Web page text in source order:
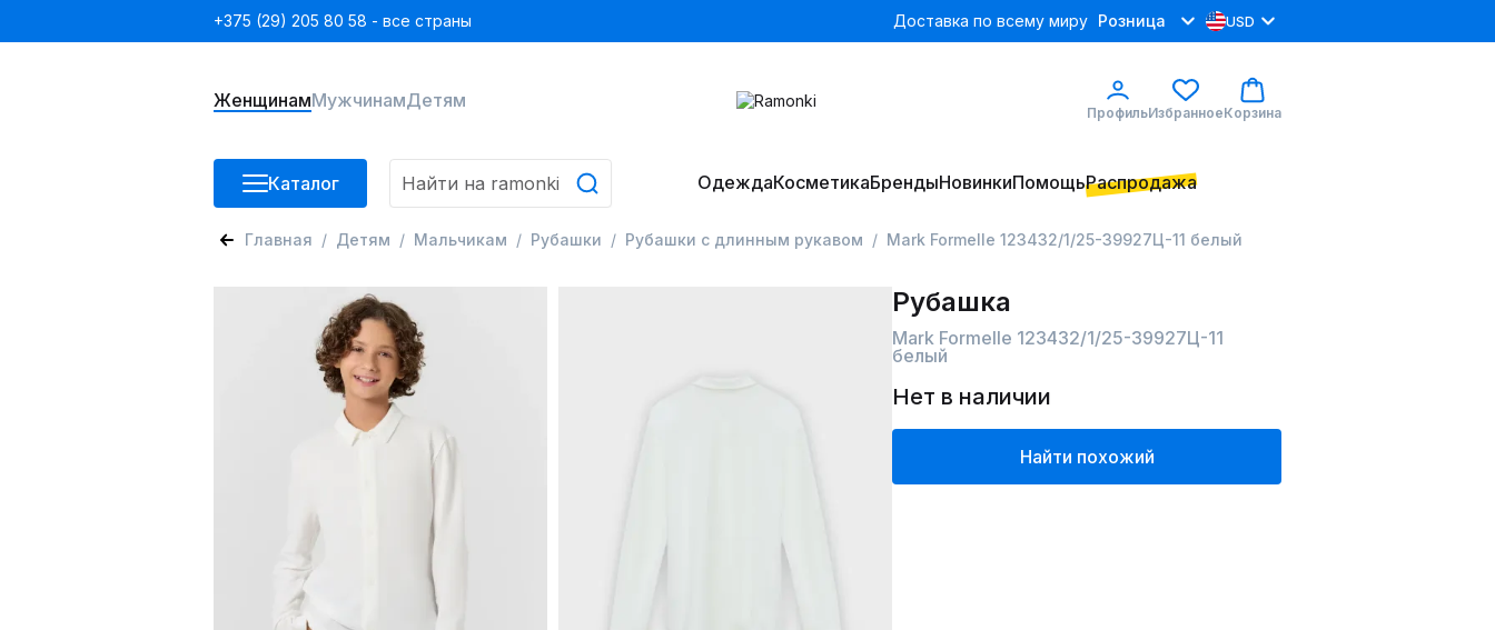
+375 (29) 205 80 58 - все страны Доставка по всему миру Розница USD
ЖенщинамМужчинамДетям
ПрофильИзбранноеКорзина
Каталог ОдеждаКосметикаБрендыНовинкиПомощьРаспродажа
Главная Детям Мальчикам Рубашки Рубашки с длинным рукавом Mark Formelle 123432/1/25-39927Ц-11 белый
Рубашка
Mark Formelle 123432/1/25-39927Ц-11
белый
Нет в наличии
Найти похожий